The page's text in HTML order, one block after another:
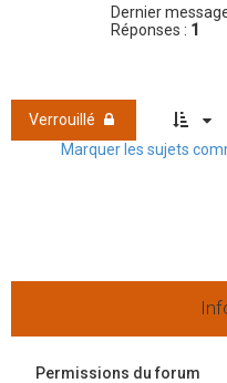
Dernier
Réponses : 1
Verrouillé
Marquer les sujets
Permissions du forum